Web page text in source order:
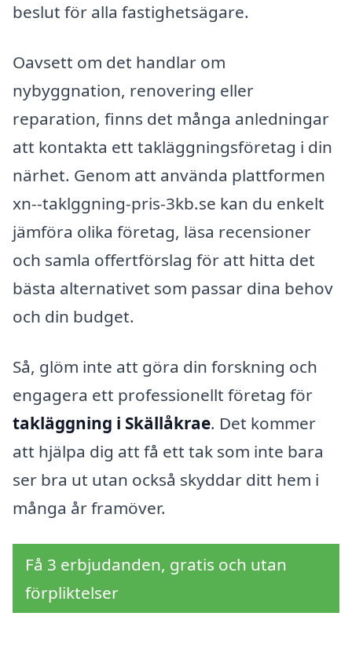
beslut för alla fastighetsägare.
Oavsett om det handlar om
nybyggnation, renovering eller
reparation, finns det många anledningar
att kontakta ett takläggningsföretag i din
närhet. Genom att använda plattformen
xn--taklggning-pris-3kb.se kan du enkelt
jämföra olika företag, läsa recensioner
och samla offertförslag för att hitta det
bästa alternativet som passar dina behov
och din budget.
Så, glöm inte att göra din forskning och
engagera ett professionellt företag för
takläggning i Skällåkrae. Det kommer
att hjälpa dig att få ett tak som inte bara
ser bra ut utan också skyddar ditt hem i
många år framöver.
Få 3 erbjudanden, gratis och utan
förpliktelser